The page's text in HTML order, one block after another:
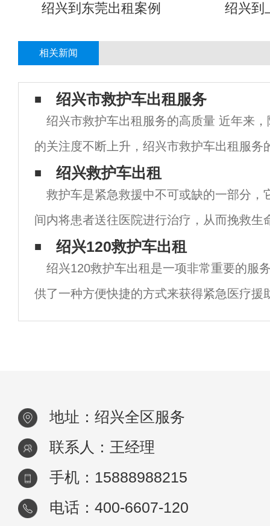
绍兴到东莞出租案例 绍兴到
相关新闻
绍兴市救护车出租服务
绍兴市救护车出租服务的高质量 近年来
的关注度不断上升，绍兴市救护车出租服务
大。作为一个国际大都市，绍兴市拥有许多
出租服务，为市民提供了安全、快速的医疗
绍兴救护车出租
救护车是紧急救援中不可或缺的一部分，
间内将患者送往医院进行治疗，从而挽救生
些地区，救护车的数量有限，导致很多患者
治。为了解决这一问题，一些城市开始出现
绍兴120救护车出租
绍兴120救护车出租是一项非常重要的服
供了一种方便快捷的方式来获得紧急医疗援
于那些需要紧急转运或医疗监护的人来说尤
地址：绍兴全区服务
联系人：王经理
手机：15888988215
电话：400-6607-120